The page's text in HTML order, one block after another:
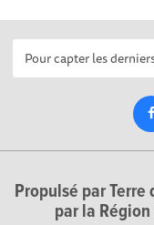
Propulsé par Terre
par la